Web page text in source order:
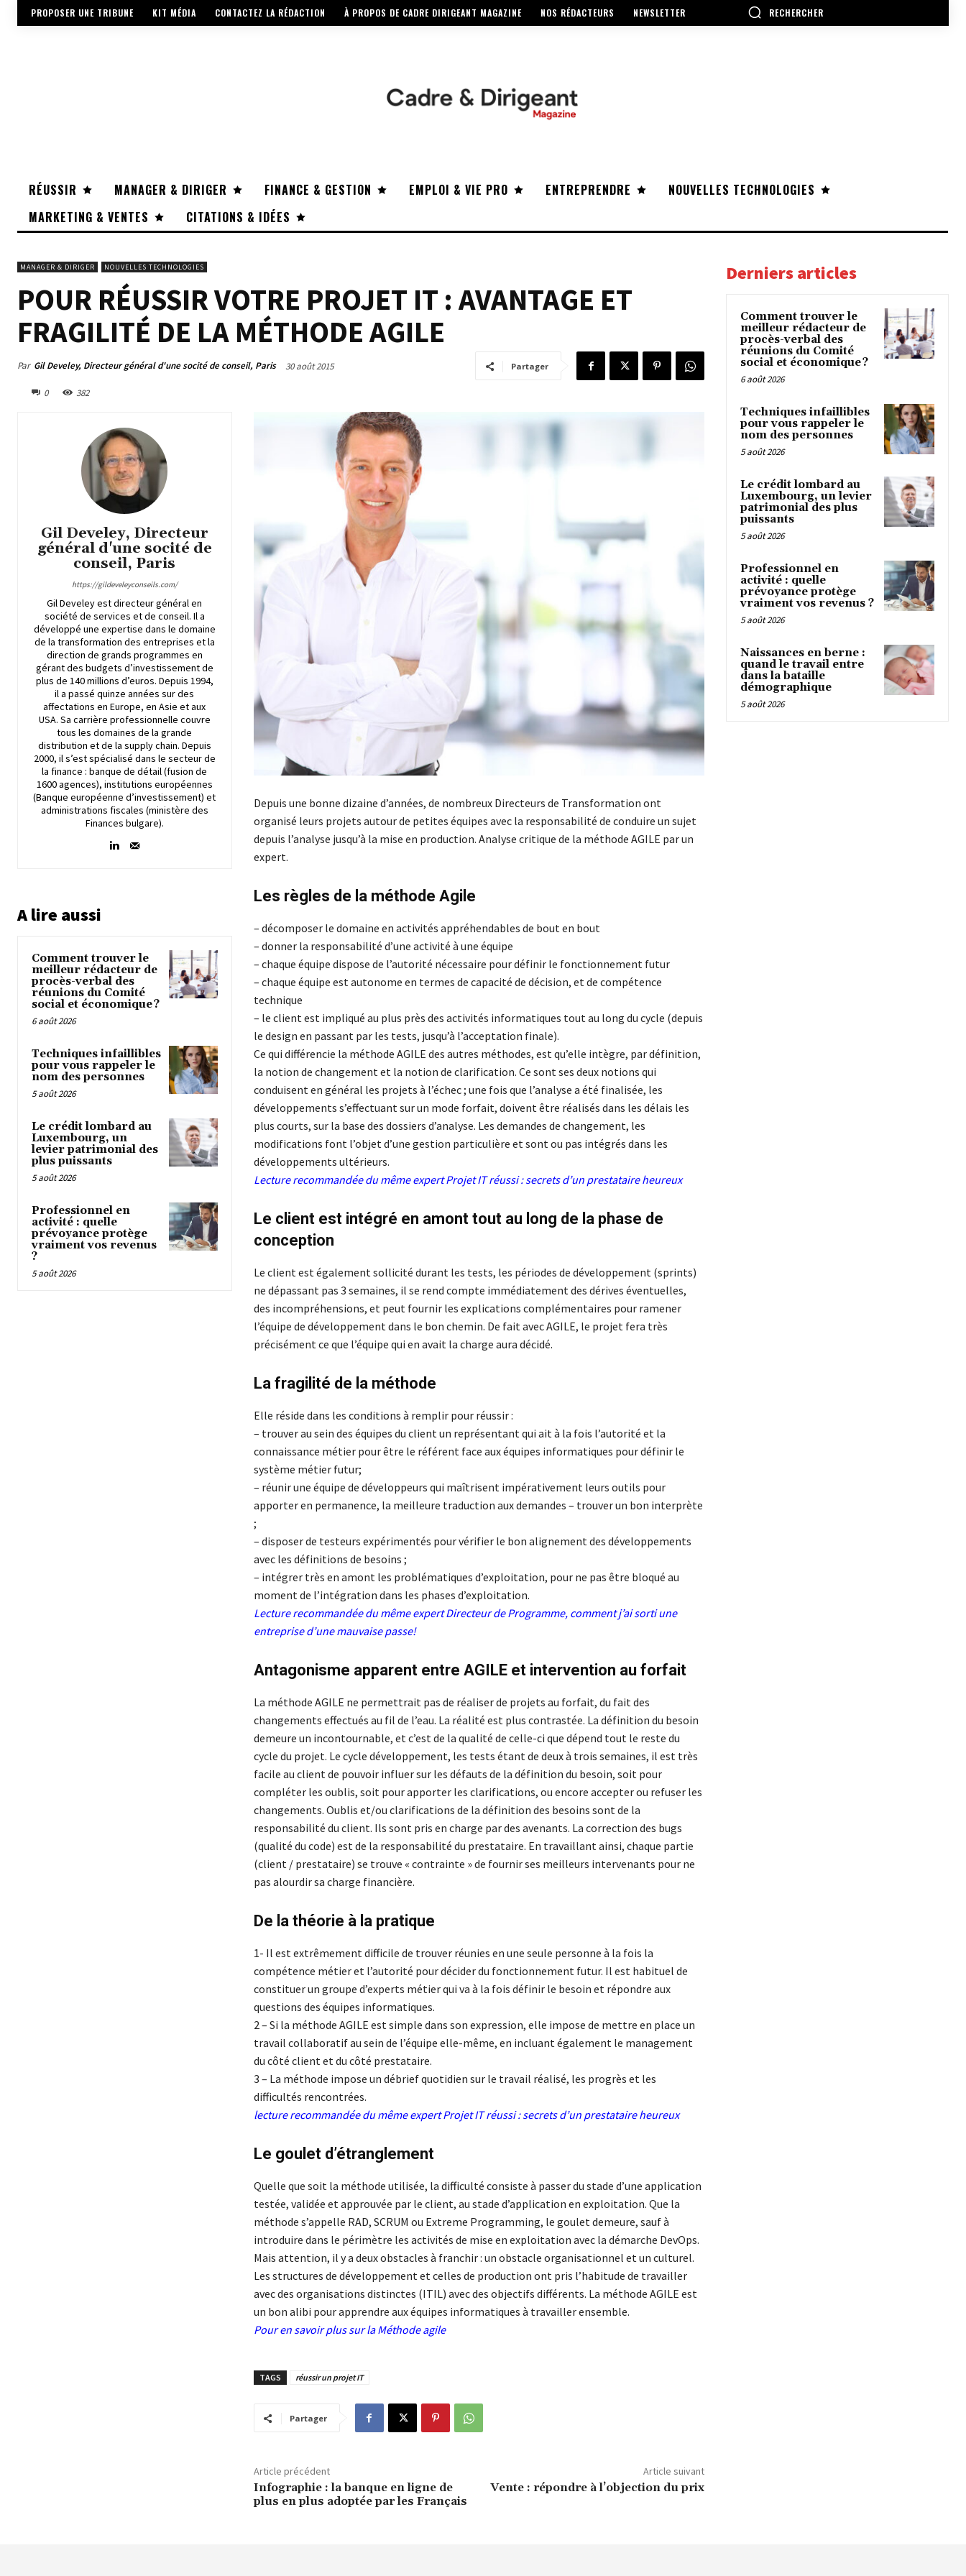
PROPOSER UNE TRIBUNE KIT MÉDIA CONTACTEZ LA RÉDACTION À PROPOS DE CADRE DIRIGEANT MAGAZINE NOS RÉDACTEURS NEWSLETTER RECHERCHER
RÉUSSIR MANAGER & DIRIGER FINANCE & GESTION EMPLOI & VIE PRO ENTREPRENDRE
NOUVELLES TECHNOLOGIES
MARKETING & VENTES
CITATIONS & IDÉES
MANAGER & DIRIGER NOUVELLES TECHNOLOGIES
POUR RÉUSSIR VOTRE PROJET IT : AVANTAGE ET
FRAGILITÉ DE LA MÉTHODE AGILE
Par Gil Develey, Directeur général d'une socité de conseil, Paris 30 août 2015
0 382
Partager
Gil Develey, Directeur
général d'une socité de
conseil, Paris
https://gildeveleyconseils.com/
Gil Develey est directeur général en
société de services et de conseil. Il a
développé une expertise dans le domaine
de la transformation des entreprises et la
direction de grands programmes en
gérant des budgets d’investissement de
plus de 140 millions d’euros. Depuis 1994,
il a passé quinze années sur des
affectations en Europe, en Asie et aux
USA. Sa carrière professionnelle couvre
tous les domaines de la grande
distribution et de la supply chain. Depuis
2000, il s’est spécialisé dans le secteur de
la finance : banque de détail (fusion de
1600 agences), institutions européennes
(Banque européenne d’investissement) et
administrations fiscales (ministère des
Finances bulgare).
A lire aussi
Comment trouver le
meilleur rédacteur de
procès-verbal des
réunions du Comité
social et économique ?
6 août 2026
Techniques infaillibles
pour vous rappeler le
nom des personnes
5 août 2026
Le crédit lombard au
Luxembourg, un
levier patrimonial des
plus puissants
5 août 2026
Professionnel en
activité : quelle
prévoyance protège
vraiment vos revenus
?
5 août 2026
Depuis une bonne dizaine d’années, de nombreux Directeurs de Transformation ont
organisé leurs projets autour de petites équipes avec la responsabilité de conduire un sujet
depuis l’analyse jusqu’à la mise en production. Analyse critique de la méthode AGILE par un
expert.
Les règles de la méthode Agile
– décomposer le domaine en activités appréhendables de bout en bout
– donner la responsabilité d’une activité à une équipe
– chaque équipe dispose de l’autorité nécessaire pour définir le fonctionnement futur
– chaque équipe est autonome en termes de capacité de décision, et de compétence
technique
– le client est impliqué au plus près des activités informatiques tout au long du cycle (depuis
le design en passant par les tests, jusqu’à l’acceptation finale).
Ce qui différencie la méthode AGILE des autres méthodes, est qu’elle intègre, par définition,
la notion de changement et la notion de clarification. Ce sont ses deux notions qui
conduisent en général les projets à l’échec ; une fois que l’analyse a été finalisée, les
développements s’effectuant sur un mode forfait, doivent être réalisés dans les délais les
plus courts, sur la base des dossiers d’analyse. Les demandes de changement, les
modifications font l’objet d’une gestion particulière et sont ou pas intégrés dans les
développements ultérieurs.
Lecture recommandée du même expertProjet IT réussi : secrets d’un prestataire heureux
Le client est intégré en amont tout au long de la phase de
conception
Le client est également sollicité durant les tests, les périodes de développement (sprints)
ne dépassant pas 3 semaines, il se rend compte immédiatement des dérives éventuelles,
des incompréhensions, et peut fournir les explications complémentaires pour ramener
l’équipe de développement dans le bon chemin. De fait avec AGILE, le projet fera très
précisément ce que l’équipe qui en avait la charge aura décidé.
La fragilité de la méthode
Elle réside dans les conditions à remplir pour réussir :
– trouver au sein des équipes du client un représentant qui ait à la fois l’autorité et la
connaissance métier pour être le référent face aux équipes informatiques pour définir le
système métier futur;
– réunir une équipe de développeurs qui maîtrisent impérativement leurs outils pour
apporter en permanence, la meilleure traduction aux demandes – trouver un bon interprète
;
– disposer de testeurs expérimentés pour vérifier le bon alignement des développements
avec les définitions de besoins ;
– intégrer très en amont les problématiques d’exploitation, pour ne pas être bloqué au
moment de l’intégration dans les phases d’exploitation.
Lecture recommandée du même expertDirecteur de Programme, comment j’ai sorti une
entreprise d’une mauvaise passe!
Antagonisme apparent entre AGILE et intervention au forfait
La méthode AGILE ne permettrait pas de réaliser de projets au forfait, du fait des
changements effectués au fil de l’eau. La réalité est plus contrastée. La définition du besoin
demeure un incontournable, et c’est de la qualité de celle-ci que dépend tout le reste du
cycle du projet. Le cycle développement, les tests étant de deux à trois semaines, il est très
facile au client de pouvoir influer sur les défauts de la définition du besoin, soit pour
compléter les oublis, soit pour apporter les clarifications, ou encore accepter ou refuser les
changements. Oublis et/ou clarifications de la définition des besoins sont de la
responsabilité du client. Ils sont pris en charge par des avenants. La correction des bugs
(qualité du code) est de la responsabilité du prestataire. En travaillant ainsi, chaque partie
(client / prestataire) se trouve « contrainte » de fournir ses meilleurs intervenants pour ne
pas alourdir sa charge financière.
De la théorie à la pratique
1- Il est extrêmement difficile de trouver réunies en une seule personne à la fois la
compétence métier et l’autorité pour décider du fonctionnement futur. Il est habituel de
constituer un groupe d’experts métier qui va à la fois définir le besoin et répondre aux
questions des équipes informatiques.
2 – Si la méthode AGILE est simple dans son expression, elle impose de mettre en place un
travail collaboratif au sein de l’équipe elle-même, en incluant également le management
du côté client et du côté prestataire.
3 – La méthode impose un débrief quotidien sur le travail réalisé, les progrès et les
difficultés rencontrées.
lecture recommandée du même expertProjet IT réussi : secrets d’un prestataire heureux
Le goulet d’étranglement
Quelle que soit la méthode utilisée, la difficulté consiste à passer du stade d’une application
testée, validée et approuvée par le client, au stade d’application en exploitation. Que la
méthode s’appelle RAD, SCRUM ou Extreme Programming, le goulet demeure, sauf à
introduire dans le périmètre les activités de mise en exploitation avec la démarche DevOps.
Mais attention, il y a deux obstacles à franchir : un obstacle organisationnel et un culturel.
Les structures de développement et celles de production ont pris l’habitude de travailler
avec des organisations distinctes (ITIL) avec des objectifs différents. La méthode AGILE est
un bon alibi pour apprendre aux équipes informatiques à travailler ensemble.
Pour en savoir plus surla Méthode agile
TAGS réussir un projet IT
Partager
Article précédent
Infographie : la banque en ligne de
plus en plus adoptée par les Français
Article suivant
Vente : répondre à l’objection du prix
Derniers articles
Comment trouver le
meilleur rédacteur de
procès-verbal des
réunions du Comité
social et économique ?
6 août 2026
Techniques infaillibles
pour vous rappeler le
nom des personnes
5 août 2026
Le crédit lombard au
Luxembourg, un levier
patrimonial des plus
puissants
5 août 2026
Professionnel en
activité : quelle
prévoyance protège
vraiment vos revenus ?
5 août 2026
Naissances en berne :
quand le travail entre
dans la bataille
démographique
5 août 2026